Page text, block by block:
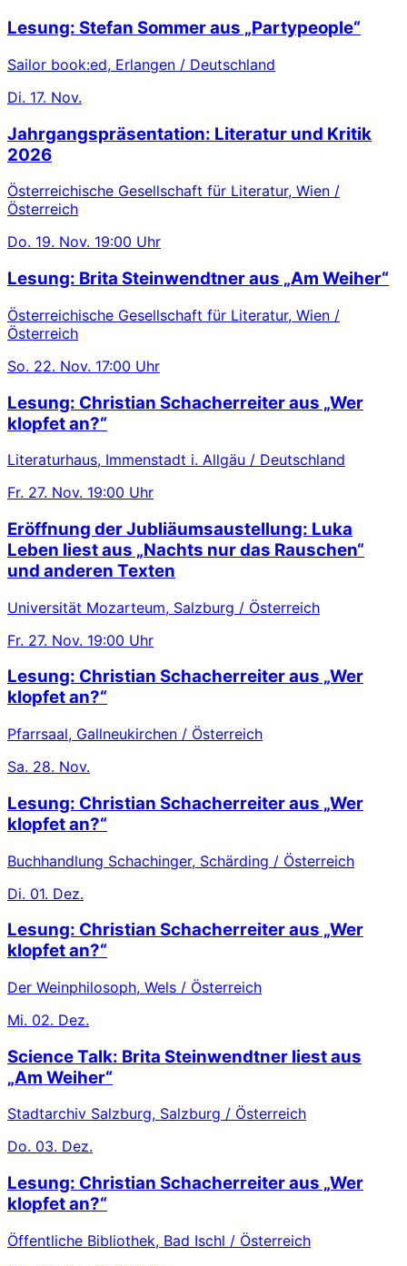
Lesung: Stefan Sommer aus „Partypeople“
Sailor book:ed, Erlangen / Deutschland
Di. 17. Nov.
Jahrgangspräsentation: Literatur und Kritik
2026
Österreichische Gesellschaft für Literatur, Wien /
Österreich
Do. 19. Nov. 19:00 Uhr
Lesung: Brita Steinwendtner aus „Am Weiher“
Österreichische Gesellschaft für Literatur, Wien /
Österreich
So. 22. Nov. 17:00 Uhr
Lesung: Christian Schacherreiter aus „Wer
klopfet an?“
Literaturhaus, Immenstadt i. Allgäu / Deutschland
Fr. 27. Nov. 19:00 Uhr
Eröffnung der Jubliäumsaustellung: Luka
Leben liest aus „Nachts nur das Rauschen“
und anderen Texten
Universität Mozarteum, Salzburg / Österreich
Fr. 27. Nov. 19:00 Uhr
Lesung: Christian Schacherreiter aus „Wer
klopfet an?“
Pfarrsaal, Gallneukirchen / Österreich
Sa. 28. Nov.
Lesung: Christian Schacherreiter aus „Wer
klopfet an?“
Buchhandlung Schachinger, Schärding / Österreich
Di. 01. Dez.
Lesung: Christian Schacherreiter aus „Wer
klopfet an?“
Der Weinphilosoph, Wels / Österreich
Mi. 02. Dez.
Science Talk: Brita Steinwendtner liest aus
„Am Weiher“
Stadtarchiv Salzburg, Salzburg / Österreich
Do. 03. Dez.
Lesung: Christian Schacherreiter aus „Wer
klopfet an?“
Öffentliche Bibliothek, Bad Ischl / Österreich